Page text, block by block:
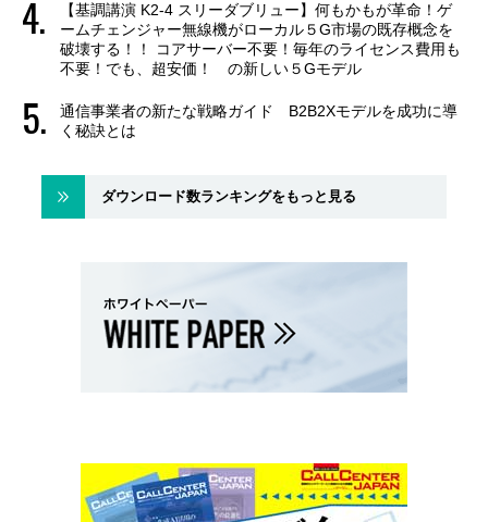
【基調講演 K2-4 スリーダブリュー】何もかもが革命！ゲ
ームチェンジャー無線機がローカル５G市場の既存概念を
破壊する！！ コアサーバー不要！毎年のライセンス費用も
不要！でも、超安価！ の新しい５Gモデル
通信事業者の新たな戦略ガイド B2B2Xモデルを成功に導
く秘訣とは
ダウンロード数ランキングをもっと見る